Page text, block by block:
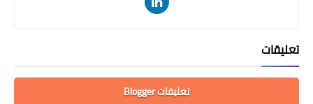
تعليقات
تعليقات Blogger